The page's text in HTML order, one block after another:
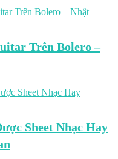
Trên Bolero –
Sheet Nhạc Hay